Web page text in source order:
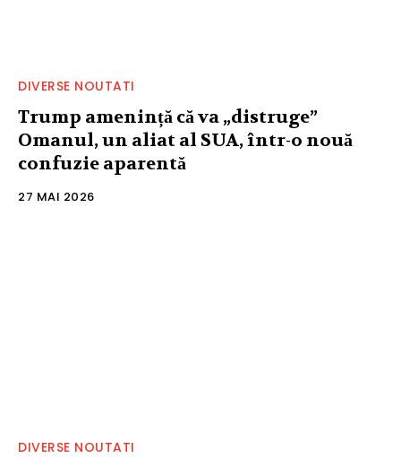
DIVERSE NOUTATI
Trump amenință că va „distruge”
Omanul, un aliat al SUA, într-o nouă
confuzie aparentă
27 MAI 2026
DIVERSE NOUTATI